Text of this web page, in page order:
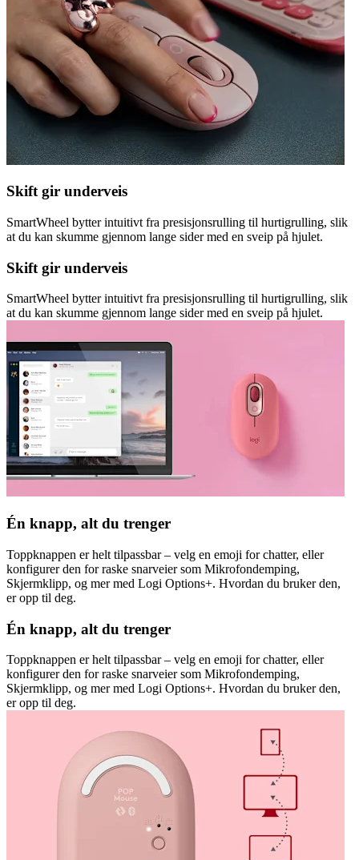
Skift gir underveis
SmartWheel bytter intuitivt fra presisjonsrulling til hurtigrulling, slik
at du kan skumme gjennom lange sider med en sveip på hjulet.
Skift gir underveis
SmartWheel bytter intuitivt fra presisjonsrulling til hurtigrulling, slik
at du kan skumme gjennom lange sider med en sveip på hjulet.
Én knapp, alt du trenger
Toppknappen er helt tilpassbar – velg en emoji for chatter, eller
konfigurer den for raske snarveier som Mikrofondemping,
Skjermklipp, og mer med Logi Options+. Hvordan du bruker den,
er opp til deg.
Én knapp, alt du trenger
Toppknappen er helt tilpassbar – velg en emoji for chatter, eller
konfigurer den for raske snarveier som Mikrofondemping,
Skjermklipp, og mer med Logi Options+. Hvordan du bruker den,
er opp til deg.